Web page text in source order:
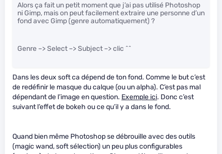
Alors ça fait un petit moment que j’ai pas utilisé Photoshop
ni Gimp, mais on peut facilement extraire une personne d’un
fond avec Gimp (genre automatiquement) ?
Genre –> Select –> Subject –> clic ^^
Dans les deux soft ca dépend de ton fond. Comme le but c’est
de redéfinir le masque du calque (ou un alpha). C’est pas mal
dépendant de l’image en question. Exemple ici. Donc c’est
suivant l’effet de bokeh ou ce qu’il y a dans le fond.
Quand bien même Photoshop se débrouille avec des outils
(magic wand, soft sélection) un peu plus configurables